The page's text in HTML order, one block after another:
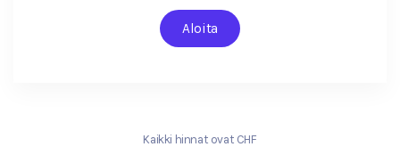
Aloita
Kaikki hinnat ovat CHF